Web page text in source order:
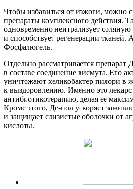
Чтобы избавиться от изжоги, можно
препараты комплексного действия.
одновременно нейтрализует соляную
и способствует регенерации тканей.
Фосфалюгель.
Отдельно рассматривается препарат
в составе соединение висмута. Его
уничтожают хеликобактер пилори в
к выздоровлению. Именно это
антибиотикотерапию, делая её
Кроме этого, Де-нол ускоряет
и защищает слизистые оболочки от
кислоты.